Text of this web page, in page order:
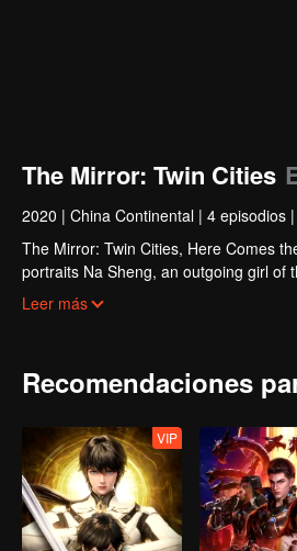
The Mirror: Twin Cities
2020 | China Continental | 4 episodios |
The Mirror: Twin Cities, Here Comes
portraits Na Sheng, an outgoing girl
found things quite different from what
Leer más
Recomendaciones
VIP